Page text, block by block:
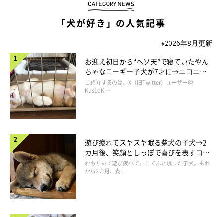
「犬が好き」の人気記事
※2026年8月更新
お迎え初日から“ヘソ天”で寝ていたやん
ちゃなコーギー子犬が7才に→ニコニ
コ“コーギースマイル”が魅力のコに成
長！
ご紹介するのは、X（旧Twitter）ユーザー＠
Kus1oK …
遊び疲れてスヤスヤ眠る柴犬の子犬→2
カ月後、笑顔としっぽで喜びを表すコに
成長！
おもちゃで遊び疲れて、こてんと眠った子犬。あれ
から2カ月、表 …